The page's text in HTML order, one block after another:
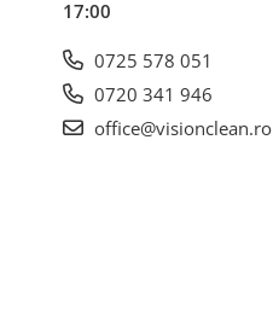
17:00
0725 578 051
0720 341 946
office@visionclean.ro